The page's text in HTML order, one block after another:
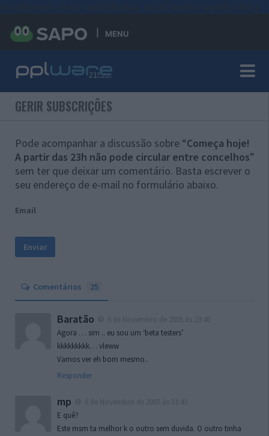
MENU
GERIR SUBSCRIÇÕES
Pode acompanhar a discussão sobre “Começa hoje!
A partir das 23h não pode circular entre concelhos”
sem ter que deixar um comentário. Basta escrever o
seu endereço de e-mail no formulário abaixo.
Email
Comentários 25
Baratão
Agora … sim .. eu sou um ‘beta testers’
kkkkkkkkk… vleww
Vamos ver eh bom mesmo..
Responder
mp
E quê?
Este msm ta melhor k o outro sem duvida. O outro tinha